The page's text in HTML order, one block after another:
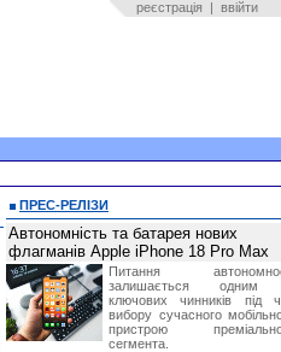
реєстрація | ввійти
ПРЕС-РЕЛІЗИ
Автономність та батарея нових
флагманів Apple iPhone 18 Pro Max
Питання
залишається одним
ключових чинників під
вибору сучасного
пристрою
сегмента.